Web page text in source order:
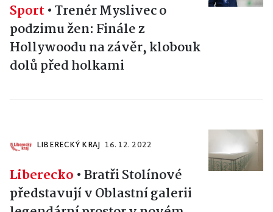
Sport •Trenér Myslivec o
podzimu žen: Finále z
Hollywoodu na závěr, klobouk
dolů před holkami
LIBERECKÝ KRAJ 16. 12. 2022
Liberecko •Bratři Stolínové
představují v Oblastní galerii